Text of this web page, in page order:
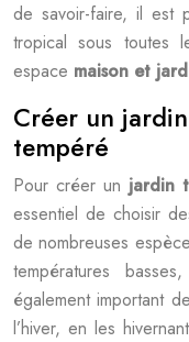
de savoir-faire, il est
tropical sous toutes
espace maison et
Créer un
tempéré
Pour créer un jardin
essentiel de choisir
de nombreuses
températures
également important
l’hiver, en les